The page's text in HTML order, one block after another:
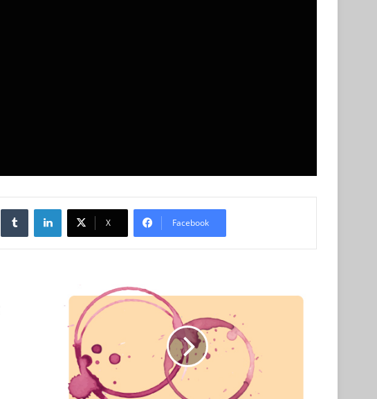
Facebook
X
LinkedIn
Tumblr